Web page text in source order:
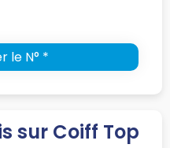
le N° *
sur Coiff Top